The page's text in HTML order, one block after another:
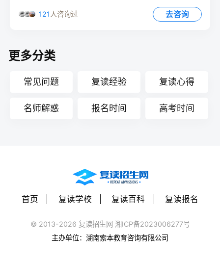
121人咨询过 去咨询
更多分类
常见问题 复读经验 复读心得
名师解惑 报名时间 高考时间
首页 复读学校 复读百科 复读报名
© 2013-2026 复读招生网 湘ICP备2023006277号
主办单位：湖南索本教育咨询有限公司